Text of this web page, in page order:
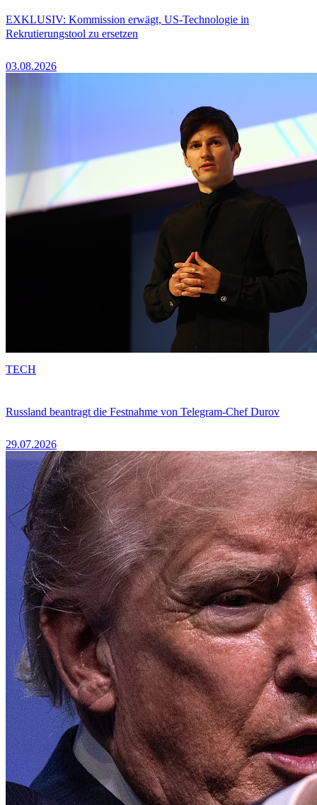
EXKLUSIV: Kommission erwägt, US-Technologie in
Rekrutierungstool zu ersetzen
03.08.2026
Russland beantragt die Festnahme von Telegram-Chef Durov
29.07.2026
TECH